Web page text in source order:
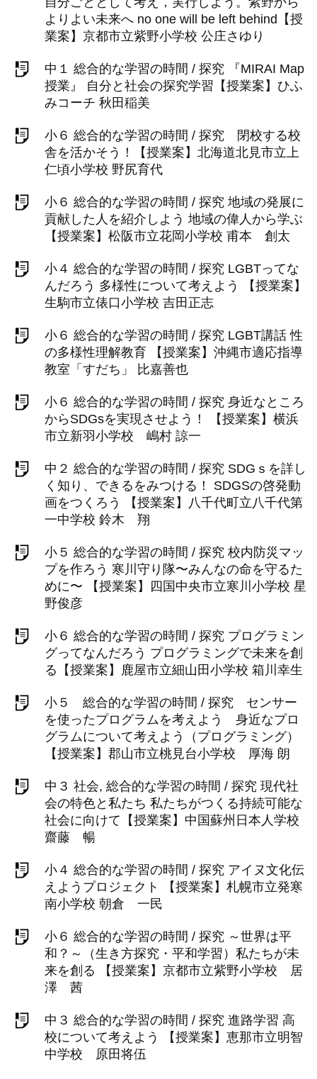
よりよい未来へ no one will be left behind【授
業案】京都市立紫野小学校 公庄さゆり
中１ 総合的な学習の時間 / 探究 『MIRAI Map
授業』 自分と社会の探究学習【授業案】ひふ
みコーチ 秋田稲美
小６ 総合的な学習の時間 / 探究 閉校する校
舎を活かそう！【授業案】北海道北見市立上
仁頃小学校 野尻育代
小６ 総合的な学習の時間 / 探究 地域の発展に
貢献した人を紹介しよう 地域の偉人から学ぶ
【授業案】松阪市立花岡小学校 甫本 創太
小４ 総合的な学習の時間 / 探究 LGBTってな
んだろう 多様性について考えよう 【授業案】
生駒市立俵口小学校 吉田正志
小６ 総合的な学習の時間 / 探究 LGBT講話 性
の多様性理解教育 【授業案】沖縄市適応指導
教室「すだち」 比嘉善也
小６ 総合的な学習の時間 / 探究 身近なところ
からSDGsを実現させよう！ 【授業案】横浜
市立新羽小学校 嶋村 諒一
中２ 総合的な学習の時間 / 探究 SDGｓを詳し
く知り、できるをみつける！ SDGSの啓発動
画をつくろう 【授業案】八千代町立八千代第
一中学校 鈴木 翔
小５ 総合的な学習の時間 / 探究 校内防災マッ
プを作ろう 寒川守り隊〜みんなの命を守るた
めに〜 【授業案】四国中央市立寒川小学校 星
野俊彦
小６ 総合的な学習の時間 / 探究 プログラミン
グってなんだろう プログラミングで未来を創
る【授業案】鹿屋市立細山田小学校 箱川幸生
小５ 総合的な学習の時間 / 探究 センサー
を使ったプログラムを考えよう 身近なプロ
グラムについて考えよう（プログラミング）
【授業案】郡山市立桃見台小学校 厚海 朗
中３ 社会, 総合的な学習の時間 / 探究 現代社
会の特色と私たち 私たちがつくる持続可能な
社会に向けて【授業案】中国蘇州日本人学校
齋藤 暢
小４ 総合的な学習の時間 / 探究 アイヌ文化伝
えようプロジェクト 【授業案】札幌市立発寒
南小学校 朝倉 一民
小６ 総合的な学習の時間 / 探究 ～世界は平
和？～（生き方探究・平和学習）私たちが未
来を創る 【授業案】京都市立紫野小学校 居
澤 茜
中３ 総合的な学習の時間 / 探究 進路学習 高
校について考えよう 【授業案】恵那市立明智
中学校 原田将伍